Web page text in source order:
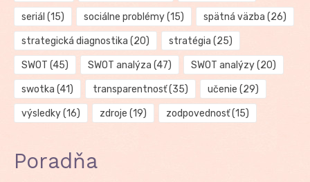
seriál (15) sociálne problémy(15) spätná väzba (26)
strategická diagnostika (20) stratégia (25)
SWOT (45) SWOT analýza (47) SWOT analýzy(20)
swotka (41) transparentnosť(35) učenie (29)
výsledky(16) zdroje (19) zodpovednosť(15)
Poradňa